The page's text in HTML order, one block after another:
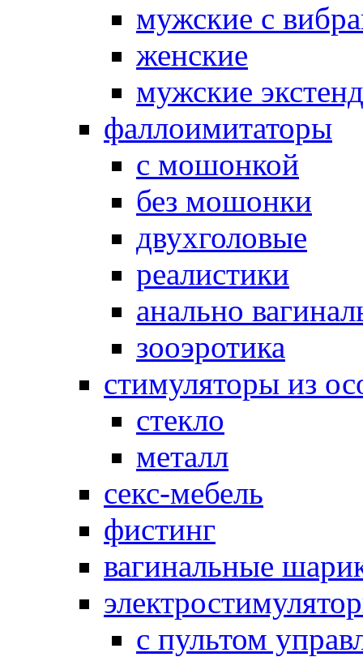
мужские с
женские
мужские
фаллоимитаторы
с мошонкой
без мошонки
двухголовые
реалистики
анально
зооэротика
стимуляторы из
стекло
металл
секс-мебель
фистинг
вагинальные
с пультом